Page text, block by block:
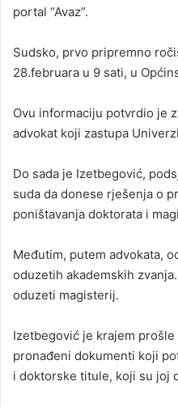
portal “Avaz”.
Sudsko, prvo pripremno
28.februara u 9 sati, u
Ovu informaciju potvrdio je
advokat koji zastupa
Do sada je Izetbegović,
suda da donese rješenja o
poništavanja doktorata i
Međutim, putem advokata,
oduzetih akademskih
oduzeti magisterij.
Izetbegović je krajem
pronađeni dokumenti koji
i doktorske titule, koji su joj